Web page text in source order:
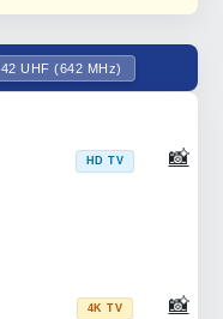
42 UHF (642 MHz)
HD TV 📸
4K TV 📸